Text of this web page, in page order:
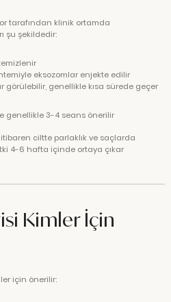
tarafından klinik ortamda
şu şekildedir:
eksozomlar enjekte edilir
görülebilir, genellikle kısa sürede geçer
genellikle 3-4 seans önerilir
ciltte parlaklık ve saçlarda
4-6 hafta içinde ortaya çıkar
Kimler İçin
için önerilir: